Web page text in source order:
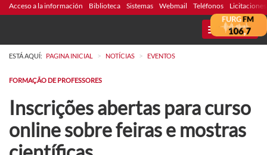
Acceso a la información Biblioteca Sistemas Webmail Teléfonos Licitaciones
MENU
ESTÁ AQUÍ: PAGINA INICIAL > NOTÍCIAS > EVENTOS
FORMAÇÃO DE PROFESSORES
Inscrições abertas para curso
online sobre feiras e mostras